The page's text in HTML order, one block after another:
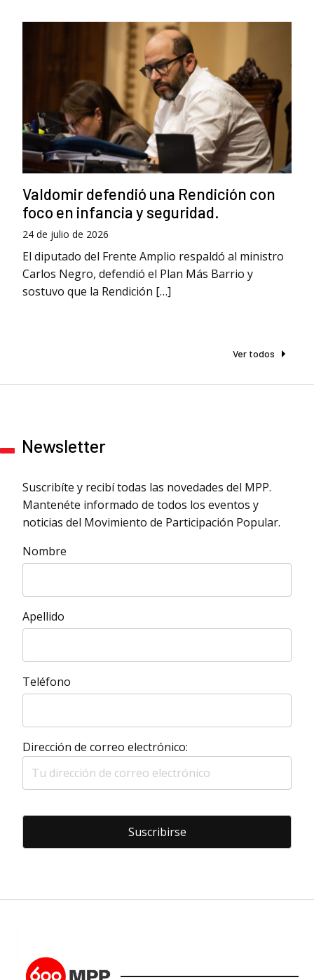
Valdomir defendió una Rendición con
foco en infancia y seguridad.
24 de julio de 2026
El diputado del Frente Amplio respaldó al ministro
Carlos Negro, defendió el Plan Más Barrio y
sostuvo que la Rendición […]
Ver todos
Newsletter
Suscribíte y recibí todas las novedades del MPP.
Mantenéte informado de todos los eventos y
noticias del Movimiento de Participación Popular.
Nombre
Apellido
Teléfono
Dirección de correo electrónico: